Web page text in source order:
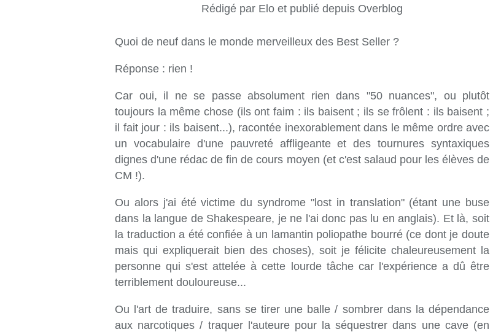
Rédigé par Elo et publié depuis Overblog
Quoi de neuf dans le monde merveilleux des Best Seller ?
Réponse : rien !
Car oui, il ne se passe absolument rien dans "50 nuances", ou plutôt
toujours la même chose (ils ont faim : ils baisent ; ils se frôlent : ils baisent ;
il fait jour : ils baisent...), racontée inexorablement dans le même ordre avec
un vocabulaire d'une pauvreté affligeante et des tournures syntaxiques
dignes d'une rédac de fin de cours moyen (et c'est salaud pour les élèves de
CM !).
Ou alors j'ai été victime du syndrome "lost in translation" (étant une buse
dans la langue de Shakespeare, je ne l'ai donc pas lu en anglais). Et là, soit
la traduction a été confiée à un lamantin poliopathe bourré (ce dont je doute
mais qui expliquerait bien des choses), soit je félicite chaleureusement la
personne qui s'est attelée à cette lourde tâche car l'expérience a dû être
terriblement douloureuse...
Ou l'art de traduire, sans se tirer une balle / sombrer dans la dépendance
aux narcotiques / traquer l'auteure pour la séquestrer dans une cave (en